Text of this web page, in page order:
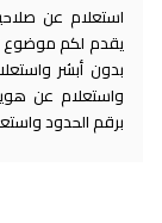
استعلام عن
يقدم لكم موضوع
بدون أبشر
واستعلام عن
برقم الحدود